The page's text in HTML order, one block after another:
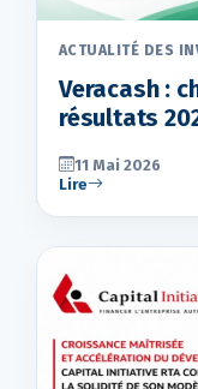
ACTUALITÉ DES
Veracash :
résultats
11 Mai 2026
Lire